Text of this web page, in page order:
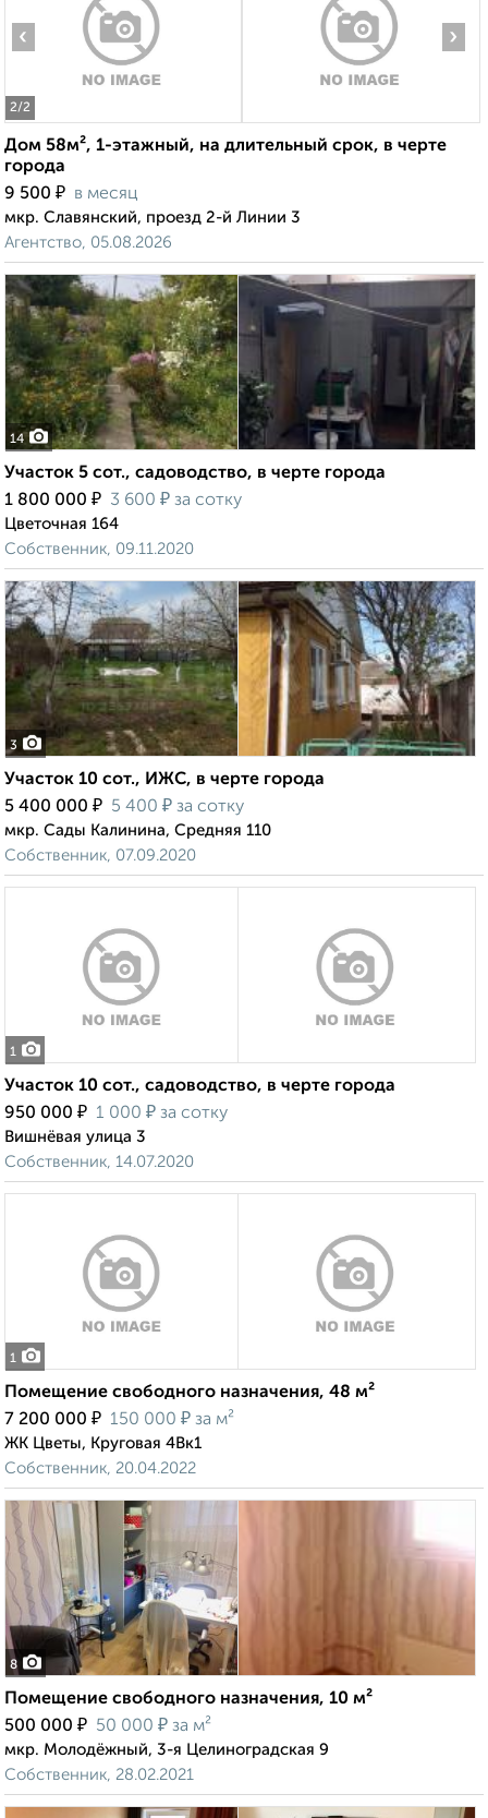
2/2
‹ ›
Дом 58м², 1-этажный, на длительный срок, в черте
города
9 500 ₽ в месяц
мкр. Славянский, проезд 2-й Линии 3
Агентство, 05.08.2026
14
Участок 5 сот., садоводство, в черте города
1 800 000 ₽ 3 600 ₽ за сотку
Цветочная 164
Собственник, 09.11.2020
3
Участок 10 сот., ИЖС, в черте города
5 400 000 ₽ 5 400 ₽ за сотку
мкр. Сады Калинина, Средняя 110
Собственник, 07.09.2020
1
Участок 10 сот., садоводство, в черте города
950 000 ₽ 1 000 ₽ за сотку
Вишнёвая улица 3
Собственник, 14.07.2020
1
Помещение свободного назначения, 48 м²
7 200 000 ₽ 150 000 ₽ за м²
ЖК Цветы, Круговая 4Вк1
Собственник, 20.04.2022
8
Помещение свободного назначения, 10 м²
500 000 ₽ 50 000 ₽ за м²
мкр. Молодёжный, 3-я Целиноградская 9
Собственник, 28.02.2021